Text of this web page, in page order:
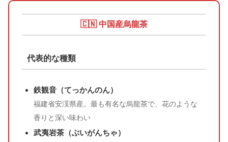
🇨🇳 中国産烏龍茶
代表的な種類
鉄観音（てっかんのん）
福建省安渓県産。最も有名な烏龍茶で、花のような
香りと深い味わい
武夷岩茶（ぶいがんちゃ）